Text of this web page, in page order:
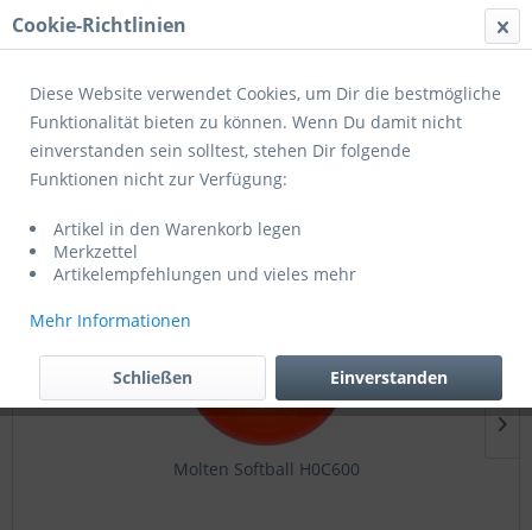
Menü
Softhandbälle
Topseller
Molten Softball H0C600
Cookie-Richtlinien
Diese Website verwendet Cookies, um Dir die bestmögliche
Funktionalität bieten zu können. Wenn Du damit nicht
einverstanden sein solltest, stehen Dir folgende
Funktionen nicht zur Verfügung:
Artikel in den Warenkorb legen
Merkzettel
Artikelempfehlungen und vieles mehr
Mehr Informationen
Einverstanden
Schließen